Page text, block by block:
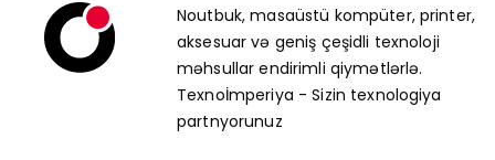
Noutbuk, masaüstü kompüter, printer,
aksesuar və geniş çeşidli texnoloji
məhsullar endirimli qiymətlərlə.
Texnoİmperiya - Sizin texnologiya
partnyorunuz